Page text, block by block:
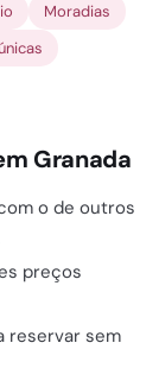
Moradias
Granada
o de outros
preços
reservar sem